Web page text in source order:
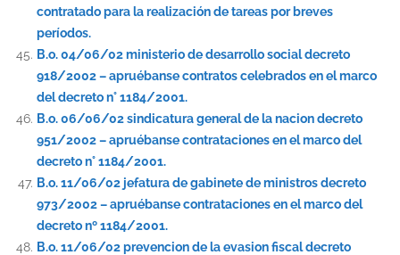
contratado para la realización de tareas por breves
períodos.
B.o. 04/06/02 ministerio de desarrollo social decreto
918/2002 – apruébanse contratos celebrados en el marco
del decreto n° 1184/2001.
B.o. 06/06/02 sindicatura general de la nacion decreto
951/2002 – apruébanse contrataciones en el marco del
decreto n° 1184/2001.
B.o. 11/06/02 jefatura de gabinete de ministros decreto
973/2002 – apruébanse contrataciones en el marco del
decreto nº 1184/2001.
B.o. 11/06/02 prevencion de la evasion fiscal decreto